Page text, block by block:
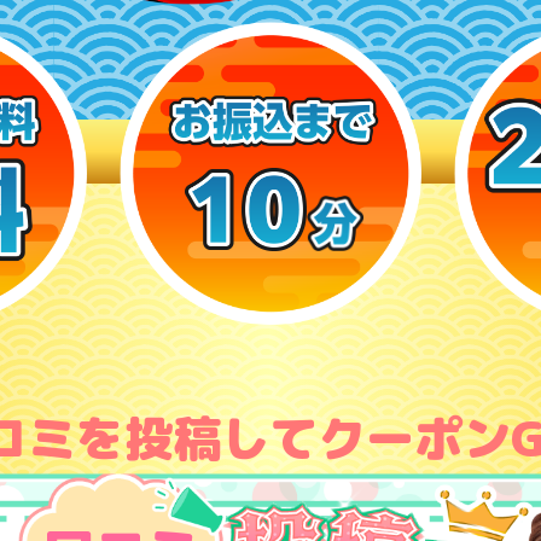
ミを投稿してクーポン